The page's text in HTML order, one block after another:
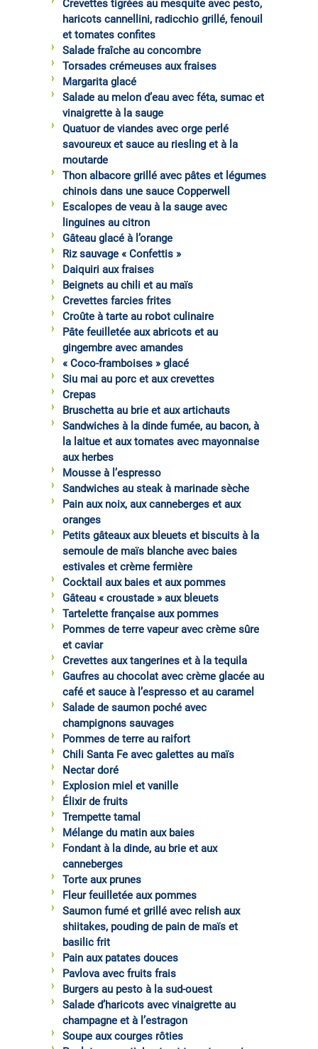
Crevettes tigrées au mesquite avec pesto,
haricots cannellini, radicchio grillé, fenouil
et tomates confites
Salade fraîche au concombre
Torsades crémeuses aux fraises
Margarita glacé
Salade au melon d’eau avec féta, sumac et
vinaigrette à la sauge
Quatuor de viandes avec orge perlé
savoureux et sauce au riesling et à la
moutarde
Thon albacore grillé avec pâtes et légumes
chinois dans une sauce Copperwell
Escalopes de veau à la sauge avec
linguines au citron
Gâteau glacé à l’orange
Riz sauvage « Confettis »
Daiquiri aux fraises
Beignets au chili et au maïs
Crevettes farcies frites
Croûte à tarte au robot culinaire
Pâte feuilletée aux abricots et au
gingembre avec amandes
« Coco-framboises » glacé
Siu mai au porc et aux crevettes
Crepas
Bruschetta au brie et aux artichauts
Sandwiches à la dinde fumée, au bacon, à
la laitue et aux tomates avec mayonnaise
aux herbes
Mousse à l’espresso
Sandwiches au steak à marinade sèche
Pain aux noix, aux canneberges et aux
oranges
Petits gâteaux aux bleuets et biscuits à la
semoule de maïs blanche avec baies
estivales et crème fermière
Cocktail aux baies et aux pommes
Gâteau « croustade » aux bleuets
Tartelette française aux pommes
Pommes de terre vapeur avec crème sûre
et caviar
Crevettes aux tangerines et à la tequila
Gaufres au chocolat avec crème glacée au
café et sauce à l’espresso et au caramel
Salade de saumon poché avec
champignons sauvages
Pommes de terre au raifort
Chili Santa Fe avec galettes au maïs
Nectar doré
Explosion miel et vanille
Élixir de fruits
Trempette tamal
Mélange du matin aux baies
Fondant à la dinde, au brie et aux
canneberges
Torte aux prunes
Fleur feuilletée aux pommes
Saumon fumé et grillé avec relish aux
shiitakes, pouding de pain de maïs et
basilic frit
Pain aux patates douces
Pavlova avec fruits frais
Burgers au pesto à la sud-ouest
Salade d’haricots avec vinaigrette au
champagne et à l’estragon
Soupe aux courges rôties